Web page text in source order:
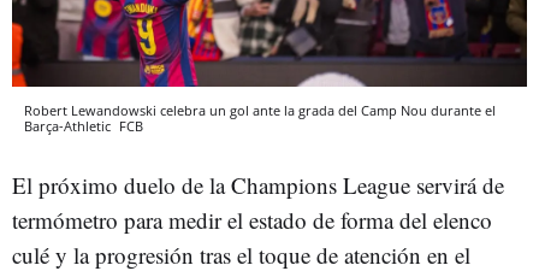
Robert Lewandowski celebra un gol ante la grada del Camp Nou durante el
Barça-Athletic FCB
El próximo duelo de la Champions League servirá de
termómetro para medir el estado de forma del elenco
culé y la progresión tras el toque de atención en el